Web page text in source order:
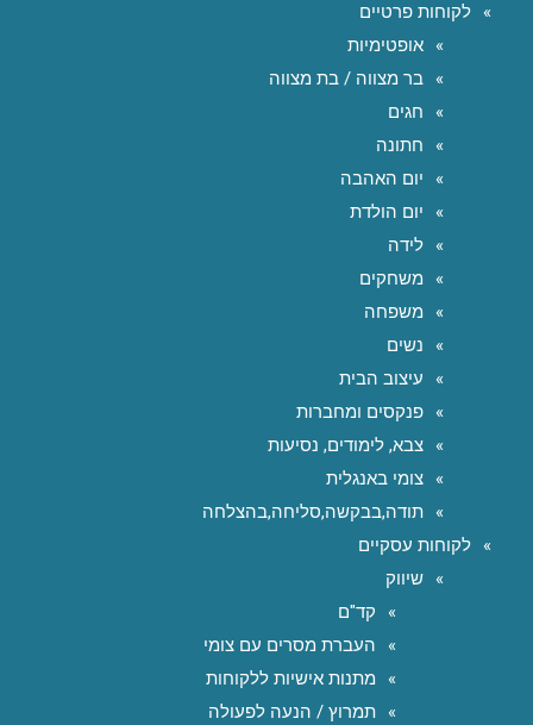
לקוחות פרטיים
אופטימיות
בר מצווה / בת מצווה
חגים
חתונה
יום האהבה
יום הולדת
לידה
משחקים
משפחה
נשים
עיצוב הבית
פנקסים ומחברות
צבא, לימודים, נסיעות
צומי באנגלית
תודה,בבקשה,סליחה,בהצלחה
לקוחות עסקיים
שיווק
קד"ם
העברת מסרים עם צומי
מתנות אישיות ללקוחות
תמרוץ / הנעה לפעולה